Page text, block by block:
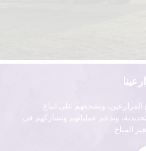
ونشجعهم على اتباع
وندعم عملياتهم ونشاركهم في
المناخ.